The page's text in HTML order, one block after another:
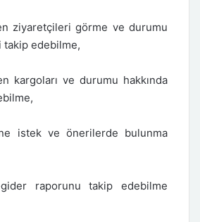
ziyaretçileri görme ve durumu
takip edebilme,
kargoları ve durumu hakkında
istek ve önerilerde bulunma
raporunu takip edebilme